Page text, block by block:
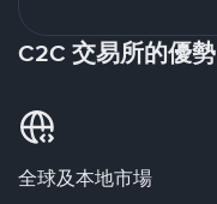
C2C 交易所的優勢
全球及本地市場